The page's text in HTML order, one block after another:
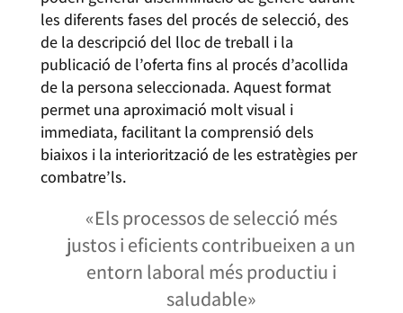
les diferents fases del procés de selecció, des
de la descripció del lloc de treball i la
publicació de l’oferta fins al procés d’acollida
de la persona seleccionada. Aquest format
permet una aproximació molt visual i
immediata, facilitant la comprensió dels
biaixos i la interiorització de les estratègies per
combatre’ls.
«Els processos de selecció més
justos i eficients contribueixen a un
entorn laboral més productiu i
saludable»